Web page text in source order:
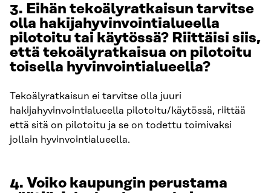
3. Eihän tekoälyratkaisun tarvitse
olla hakijahyvinvointialueella
pilotoitu tai käytössä? Riittäisi siis,
että tekoälyratkaisua on pilotoitu
toisella hyvinvointialueella?
Tekoälyratkaisun ei tarvitse olla juuri
hakijahyvinvointialueella pilotoitu/käytössä, riittää
että sitä on pilotoitu ja se on todettu toimivaksi
jollain hyvinvointialueella.
4. Voiko kaupungin perustama